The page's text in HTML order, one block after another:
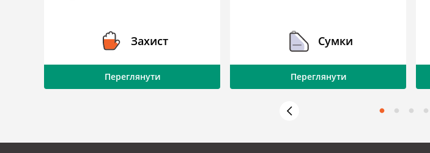
Захист
Переглянути
Сумки
Переглянути